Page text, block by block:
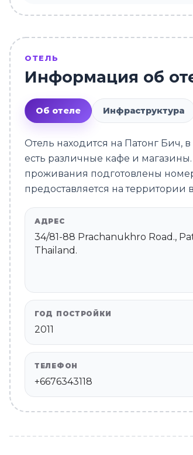
ОТЕЛЬ
Информация об
Об отеле Инфраструктура
Отель находится на Патонг
есть различные кафе и
проживания подготовлены
предоставляется на территории
АДРЕС
34/81-88 Prachanukhro Road.,
Thailand.
ГОД ПОСТРОЙКИ
2011
ТЕЛЕФОН
+6676343118